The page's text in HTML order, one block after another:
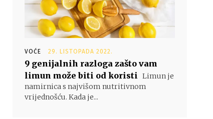
VOĆE 29. LISTOPADA 2022.
9 genijalnih razloga zašto vam
limun može biti od koristi Limun je
namirnica s najvišom nutritivnom
vrijednošću. Kada je...